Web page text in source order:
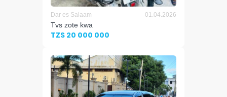
Dar es Salaam 01.04.2026
Tvs zote kwa
TZS 20 000 000